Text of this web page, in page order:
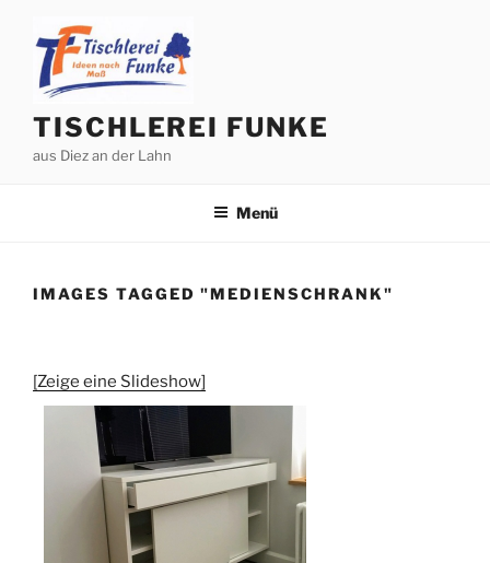
Inhalt
springen
TISCHLEREI FUNKE
aus Diez an der Lahn
Menü
IMAGES TAGGED "MEDIENSCHRANK"
[Zeige eine Slideshow]